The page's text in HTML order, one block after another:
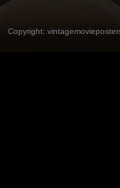
Copyright: